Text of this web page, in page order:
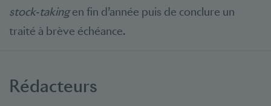
stock-takingen fin d’année puis de conclure un
traité à brève échéance.
Rédacteurs